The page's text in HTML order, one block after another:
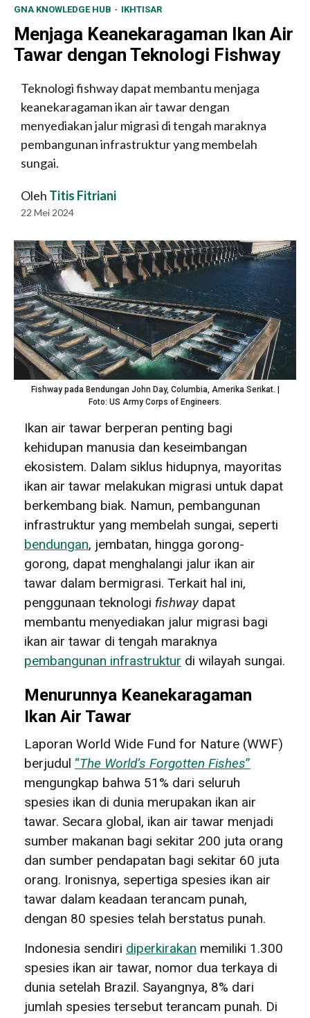
GNA KNOWLEDGE HUB IKHTISAR
Menjaga Keanekaragaman Ikan Air
Tawar dengan Teknologi Fishway
Teknologi fishway dapat membantu menjaga
keanekaragaman ikan air tawar dengan
menyediakan jalur migrasi di tengah maraknya
pembangunan infrastruktur yang membelah
sungai.
Oleh Titis Fitriani
22 Mei 2024
Fishway pada Bendungan John Day, Columbia, Amerika Serikat. |
Foto: US Army Corps of Engineers.
Ikan air tawar berperan penting bagi
kehidupan manusia dan keseimbangan
ekosistem. Dalam siklus hidupnya, mayoritas
ikan air tawar melakukan migrasi untuk dapat
berkembang biak. Namun, pembangunan
infrastruktur yang membelah sungai, seperti
bendungan, jembatan, hingga gorong-
gorong, dapat menghalangi jalur ikan air
tawar dalam bermigrasi. Terkait hal ini,
penggunaan teknologi fishway dapat
membantu menyediakan jalur migrasi bagi
ikan air tawar di tengah maraknya
pembangunan infrastruktur di wilayah sungai.
Menurunnya Keanekaragaman
Ikan Air Tawar
Laporan World Wide Fund for Nature (WWF)
berjudul “The World’s Forgotten Fishes”
mengungkap bahwa 51% dari seluruh
spesies ikan di dunia merupakan ikan air
tawar. Secara global, ikan air tawar menjadi
sumber makanan bagi sekitar 200 juta orang
dan sumber pendapatan bagi sekitar 60 juta
orang. Ironisnya, sepertiga spesies ikan air
tawar dalam keadaan terancam punah,
dengan 80 spesies telah berstatus punah.
Indonesia sendiri diperkirakan memiliki 1.300
spesies ikan air tawar, nomor dua terkaya di
dunia setelah Brazil. Sayangnya, 8% dari
jumlah spesies tersebut terancam punah. Di